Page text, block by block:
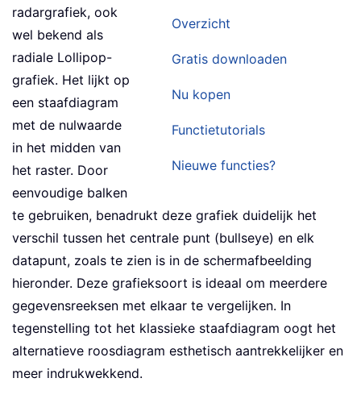
Overzicht
Gratis downloaden
Nu kopen
Functietutorials
Nieuwe functies?
radargrafiek, ook
wel bekend als
radiale Lollipop-
grafiek. Het lijkt op
een staafdiagram
met de nulwaarde
in het midden van
het raster. Door
eenvoudige balken
te gebruiken, benadrukt deze grafiek duidelijk het
verschil tussen het centrale punt (bullseye) en elk
datapunt, zoals te zien is in de schermafbeelding
hieronder. Deze grafieksoort is ideaal om meerdere
gegevensreeksen met elkaar te vergelijken. In
tegenstelling tot het klassieke staafdiagram oogt het
alternatieve roosdiagram esthetisch aantrekkelijker en
meer indrukwekkend.